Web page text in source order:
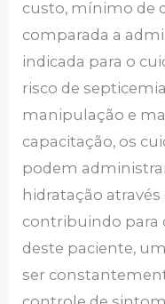
custo, mínimo de
comparada a
indicada para o
risco de
manipulação e
capacitação, os
podem
hidratação
contribuindo para
deste paciente,
ser